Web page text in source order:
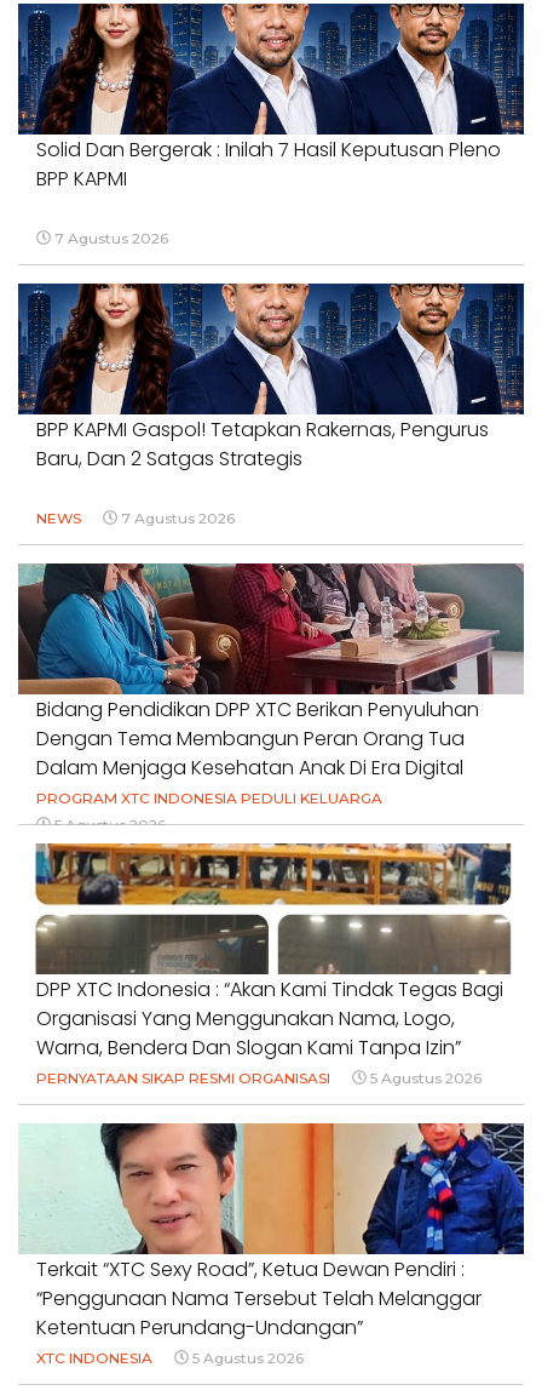
Solid Dan Bergerak : Inilah 7 Hasil Keputusan Pleno
BPP KAPMI
7 Agustus 2026
BPP KAPMI Gaspol! Tetapkan Rakernas, Pengurus
Baru, Dan 2 Satgas Strategis
NEWS 7 Agustus 2026
Bidang Pendidikan DPP XTC Berikan Penyuluhan
Dengan Tema Membangun Peran Orang Tua
Dalam Menjaga Kesehatan Anak Di Era Digital
PROGRAM XTC INDONESIA PEDULI KELUARGA
5 Agustus 2026
DPP XTC Indonesia : “Akan Kami Tindak Tegas Bagi
Organisasi Yang Menggunakan Nama, Logo,
Warna, Bendera Dan Slogan Kami Tanpa Izin”
PERNYATAAN SIKAP RESMI ORGANISASI 5 Agustus 2026
Terkait “XTC Sexy Road”, Ketua Dewan Pendiri :
“Penggunaan Nama Tersebut Telah Melanggar
Ketentuan Perundang-Undangan”
XTC INDONESIA 5 Agustus 2026